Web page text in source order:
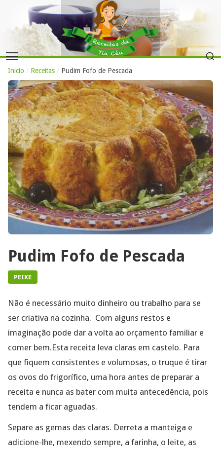
Inicio / Receitas / Pudim Fofo de Pescada
Pudim Fofo de Pescada
PEIXE
Não é necessário muito dinheiro ou trabalho para se
ser criativa na cozinha. Com alguns restos e
imaginação pode dar a volta ao orçamento familiar e
comer bem.Esta receita leva claras em castelo. Para
que fiquem consistentes e volumosas, o truque é tirar
os ovos do frigorífico, uma hora antes de preparar a
receita e nunca as bater com muita antecedência, pois
tendem a ficar aguadas.
Separe as gemas das claras. Derreta a manteiga e
adicione-lhe, mexendo sempre, a farinha, o leite, as